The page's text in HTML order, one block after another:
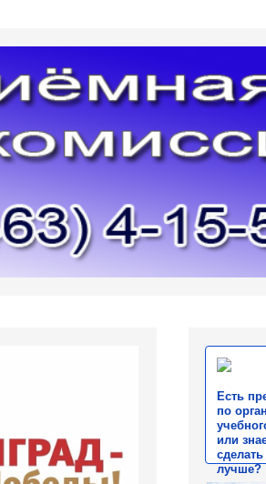
Есть
по
или
лучше?